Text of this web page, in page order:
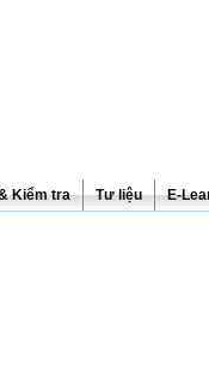
Kiểm tra Tư liệu E-